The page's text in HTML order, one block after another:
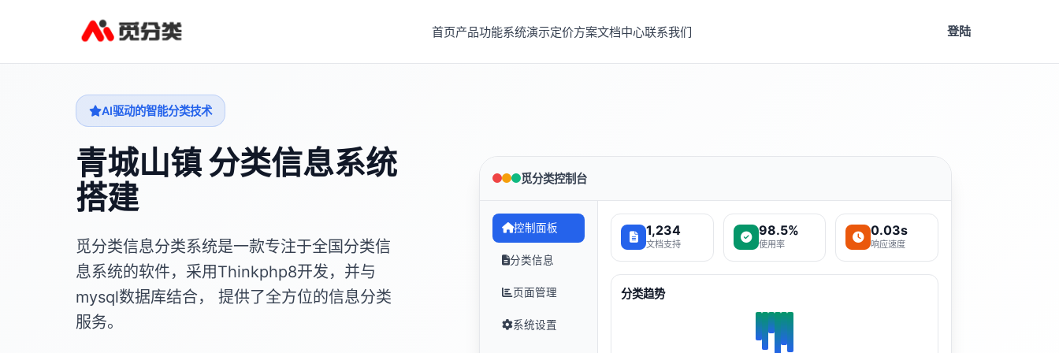
首页产品功能系统演示定价方案文档中心联系我们 登陆
AI驱动的智能分类技术
青城山镇 分类信息系统
搭建
觅分类信息分类系统是一款专注于全国分类信
息系统的软件，采用Thinkphp8开发，并与
mysql数据库结合， 提供了全方位的信息分类
服务。
觅分类控制台
控制面板
分类信息
页面管理
系统设置
1,234
文档支持
98.5%
使用率
0.03s
响应速度
分类趋势